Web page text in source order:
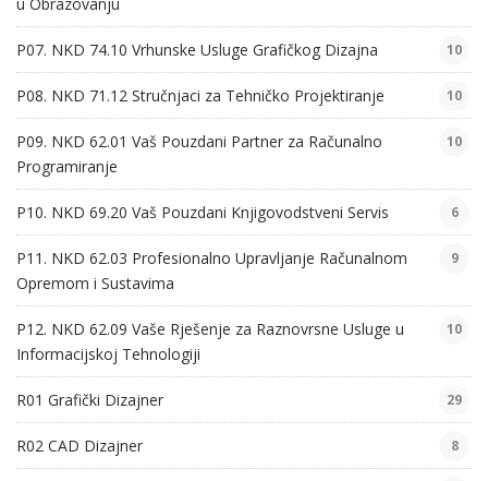
P07. NKD 74.10 Vrhunske Usluge Grafičkog Dizajna 10
P08. NKD 71.12 Stručnjaci za Tehničko Projektiranje 10
P09. NKD 62.01 Vaš Pouzdani Partner za Računalno
Programiranje
10
P10. NKD 69.20 Vaš Pouzdani Knjigovodstveni Servis 6
P11. NKD 62.03 Profesionalno Upravljanje Računalnom
Opremom i Sustavima
9
P12. NKD 62.09 Vaše Rješenje za Raznovrsne Usluge u
Informacijskoj Tehnologiji
10
R01 Grafički Dizajner 29
R02 CAD Dizajner 8